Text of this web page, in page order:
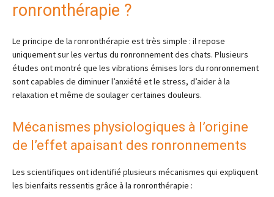
ronronthérapie ?
Le principe de la ronronthérapie est très simple : il repose
uniquement sur les vertus du ronronnement des chats. Plusieurs
études ont montré que les vibrations émises lors du ronronnement
sont capables de diminuer l’anxiété et le stress, d’aider à la
relaxation et même de soulager certaines douleurs.
Mécanismes physiologiques à l’origine
de l’effet apaisant des ronronnements
Les scientifiques ont identifié plusieurs mécanismes qui expliquent
les bienfaits ressentis grâce à la ronronthérapie :